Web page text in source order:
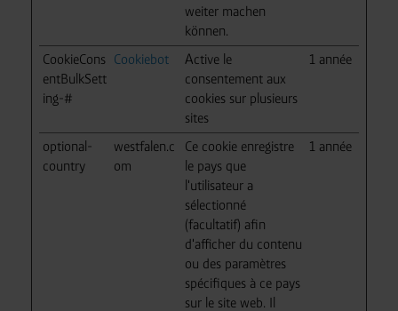
weiter machen
können.
CookieCons
entBulkSett
ing-#
Cookiebot
Active le
consentement aux
cookies sur plusieurs
sites
1 année
optional-
country
westfalen.c
om
Ce cookie enregistre
le pays que
l'utilisateur a
sélectionné
(facultatif) afin
d'afficher du contenu
ou des paramètres
spécifiques à ce pays
sur le site web. Il
1 année